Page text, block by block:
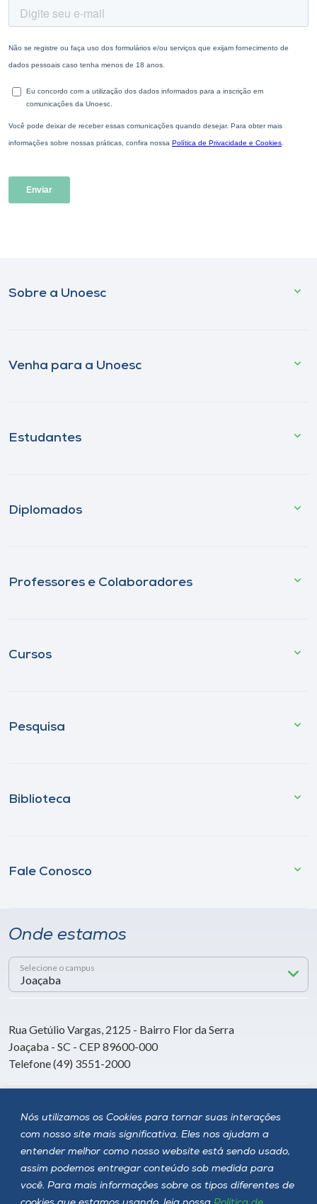
Nós utilizamos os Cookies para tornar suas interações
com nosso site mais significativa. Eles nos ajudam a
entender melhor como nosso website está sendo usado,
assim podemos entregar conteúdo sob medida para
você. Para mais informações sobre os tipos diferentes de
Sobre a Unoesc
Venha para a Unoesc
Estudantes
Diplomados
Professores e Colaboradores
Cursos
Pesquisa
Biblioteca
Fale Conosco
Onde estamos
Selecione o campus
Rua Getúlio Vargas, 2125 - Bairro Flor da Serra
Joaçaba - SC - CEP 89600-000
Telefone (49) 3551-2000
Siga a Unoesc